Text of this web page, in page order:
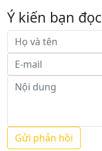
Ý kiến bạn đọc